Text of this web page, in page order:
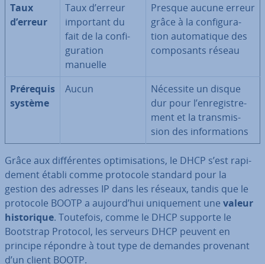
Taux
d’erreur
Taux d’erreur
important du
fait de la con­fi­
gu­ra­tion
manuelle
Presque aucune erreur
grâce à la con­fi­gu­ra­
tion au­to­ma­tique des
com­po­sants réseau
Prérequis
système
Aucun
Nécessite un disque
dur pour l’en­re­gis­tre­
ment et la trans­mis­
sion des in­for­ma­tions
Grâce aux dif­fé­rentes op­ti­mi­sa­tions, le DHCP s’est ra­pi­
de­ment établi comme protocole standard pour la
gestion des adresses IP dans les réseaux, tandis que le
protocole BOOTP a aujourd’hui uni­que­ment une valeur
his­to­rique. Toutefois, comme le DHCP supporte le
Bootstrap Protocol, les serveurs DHCP peuvent en
principe répondre à tout type de demandes provenant
d’un client BOOTP.